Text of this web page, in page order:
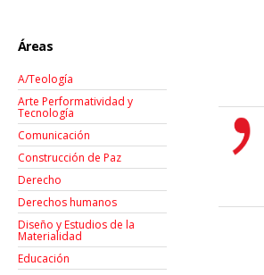
Áreas
A/Teología
Arte Performatividad y
Tecnología
Comunicación
Construcción de Paz
Derecho
Derechos humanos
Diseño y Estudios de la
Materialidad
Educación